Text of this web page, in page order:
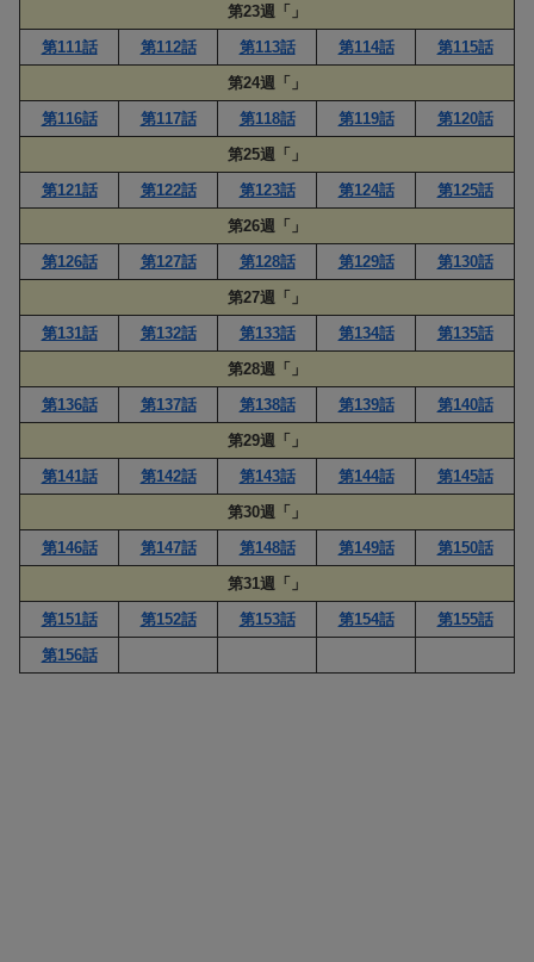
第23週「」
第111話
第112話 第113話 第114話
第115話
第24週「」
第116話
第117話 第118話 第119話
第120話
第25週「」
第121話
第122話 第123話 第124話
第125話
第26週「」
第126話
第127話 第128話 第129話
第130話
第27週「」
第131話
第132話 第133話 第134話
第135話
第28週「」
第136話
第137話 第138話 第139話
第140話
第29週「」
第141話
第142話 第143話 第144話
第145話
第30週「」
第146話
第147話 第148話 第149話
第150話
第31週「」
第151話
第152話 第153話 第154話
第155話
第156話